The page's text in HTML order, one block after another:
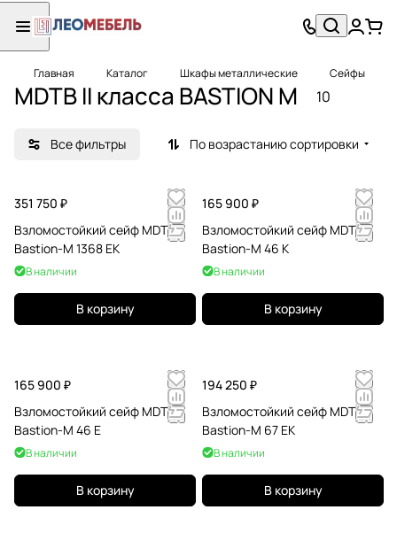
Главная Каталог Шкафы металлические Сейфы
MDTB II класса BASTION M 10
Все фильтры По возрастанию сортировки
351 750 ₽
Взломостойкий сейф MDTB
Bastion-M 1368 EK
В наличии
В корзину
165 900 ₽
Взломостойкий сейф MDTB
Bastion-M 46 K
В наличии
В корзину
165 900 ₽
Взломостойкий сейф MDTB
Bastion-M 46 E
В наличии
В корзину
194 250 ₽
Взломостойкий сейф MDTB
Bastion-M 67 EK
В наличии
В корзину